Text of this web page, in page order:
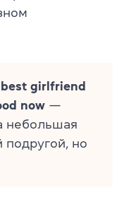
girlfriend
now —
небольшая
подругой, но